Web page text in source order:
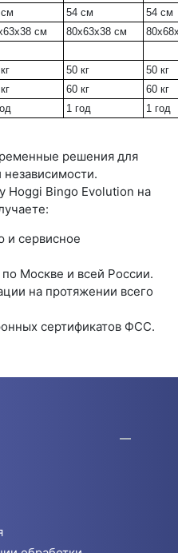
54 см
54 см
см 80x63x38 см
50 кг
50 кг
60 кг
60 кг
1 год 1 год
решения для
Hoggi Bingo Evolution на
и сервисное
Москве и всей России.
на протяжении всего
сертификатов ФСС.